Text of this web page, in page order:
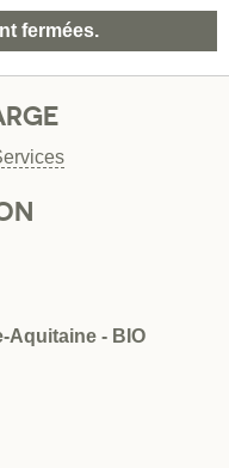
fermées.
Aquitaine - BIO